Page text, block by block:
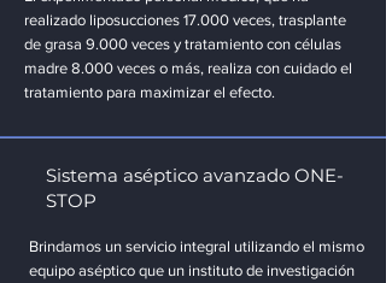
realizado liposucciones 17.000 veces, trasplante
de grasa 9.000 veces y tratamiento con células
madre 8.000 veces o más, realiza con cuidado el
tratamiento para maximizar el efecto.
Sistema aséptico avanzado ONE-
STOP
Brindamos un servicio integral utilizando el mismo
equipo aséptico que un instituto de investigación